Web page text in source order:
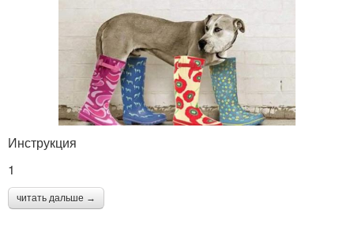
Инструкция
1
читать дальше →